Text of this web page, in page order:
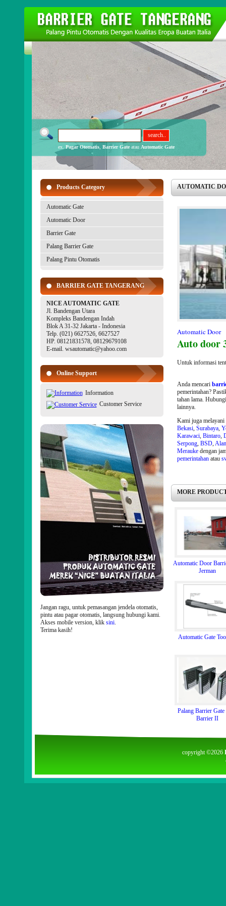
ex. Pagar Otomatis, Barrier Gateatau Automatic Gate
Products Category
Automatic Gate
Automatic Door
Barrier Gate
Palang Barrier Gate
Palang Pintu Otomatis
BARRIER GATE TANGERANG
NICE AUTOMATIC GATE
Jl. Bandengan Utara
Kompleks Bandengan Indah
Blok A 31-32 Jakarta - Indonesia
Telp. (021) 6627526, 6627527
HP. 08121831578, 08129679108
E-mail. wsautomatic@yahoo.com
Online Support
Information
Customer Service
Jangan ragu, untuk pemasangan jendela otomatis,
pintu atau pagar otomatis, langsung hubungi kami.
Akses mobile version, klik sini.
Terima kasih!
AUTOMATIC
Automatic Door
Auto door
Untuk informasi
Anda mencari
pemerintahan?
tahan lama.
lainnya.
Kami juga
Bekasi, Surabaya,
Karawaci, Bintaro,
Serpong, BSD,
Meraukedengan
pemerintahanatau
MORE
Automatic Door
Jerman
Automatic Gate
Palang Barrier Gate
Barrier II
copyright ©2026